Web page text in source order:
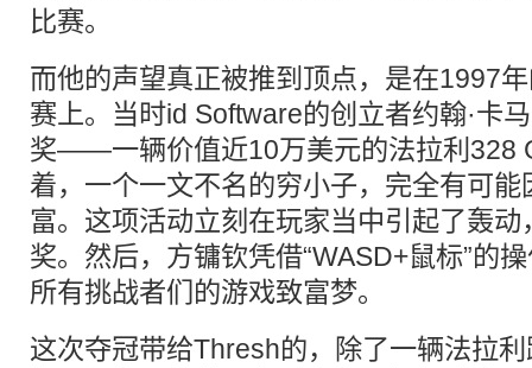
比赛。
而他的声望真正被推到顶点，是在1997
赛上。当时id Software的创立者约翰·卡
奖——一辆价值近10万美元的法拉利328
着，一个一文不名的穷小子，完全有可
富。这项活动立刻在玩家当中引起了轰
奖。然后，方镛钦凭借“WASD+鼠标”的
所有挑战者们的游戏致富梦。
这次夺冠带给Thresh的，除了一辆法拉利